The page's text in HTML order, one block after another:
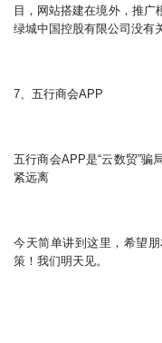
目，网站搭建在境外，推广
绿城中国控股有限公司没有
7、五行商会APP
五行商会APP是“云数贸”骗
紧远离
今天简单讲到这里，希望
策！我们明天见。
-